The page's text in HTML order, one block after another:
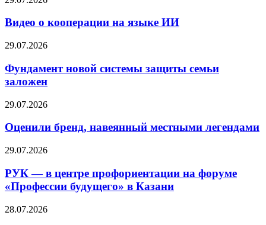
Видео о кооперации на языке ИИ
29.07.2026
Фундамент новой системы защиты семьи
заложен
29.07.2026
Оценили бренд, навеянный местными легендами
29.07.2026
РУК — в центре профориентации на форуме
«Профессии будущего» в Казани
28.07.2026